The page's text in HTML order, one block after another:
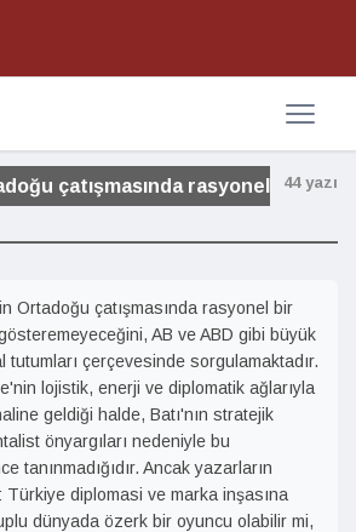
çatışmasında rasyonel
44 yazı
Ortadoğu çatışmasında rasyonel bir
AB ve ABD gibi büyük
çerçevesinde sorgulamaktadır.
lojistik, enerji ve diplomatik ağlarıyla
geldiği halde, Batı'nın stratejik
önyargıları nedeniyle bu
tanınmadığıdır. Ancak yazarların
diplomasi ve marka inşasına
dünyada özerk bir oyuncu olabilir mi,